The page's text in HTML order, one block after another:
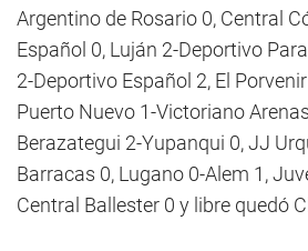
Argentino de Rosario 0, Central
Español 0, Luján 2-Deportivo
2-Deportivo Español 2, El
Puerto Nuevo 1-Victoriano
Berazategui 2-Yupanqui 0, JJ
Barracas 0, Lugano 0-Alem 1,
Central Ballester 0 y libre quedó